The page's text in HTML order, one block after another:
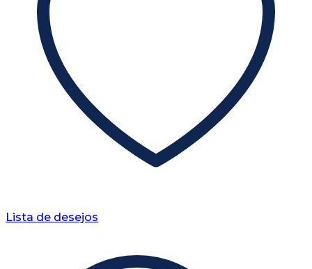
Lista de desejos